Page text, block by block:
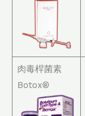
肉毒桿菌素
Botox®